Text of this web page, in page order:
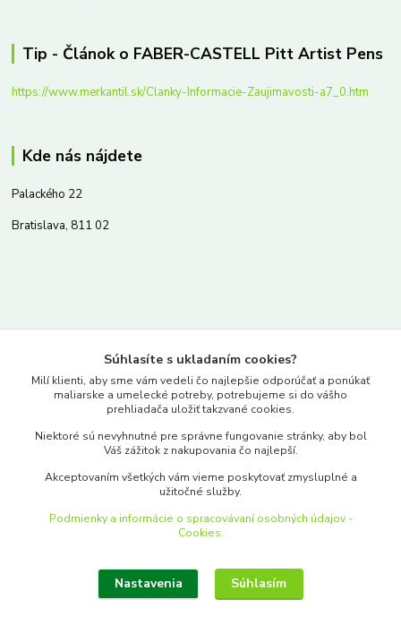
Tip - Článok o FABER-CASTELL Pitt Artist Pens
https://www.merkantil.sk/Clanky-Informacie-Zaujimavosti-a7_0.htm
Kde nás nájdete
Palackého 22
Bratislava, 811 02
www.merkantil.sk
Pondelok-Piatok: 9.00-17.00hod.
objednavky@merkantil-obchod.sk
Upraviť zber cookies.
Súhlasíte s ukladaním cookies?
Milí klienti, aby sme vám vedeli čo najlepšie odporúčať a ponúkať
maliarske a umelecké potreby, potrebujeme si do vášho
prehliadača uložiť takzvané cookies.
Niektoré sú nevyhnutné pre správne fungovanie stránky, aby bol
Váš zážitok z nakupovania čo najlepší.
Akceptovaním všetkých vám vieme poskytovať zmysluplné a
užitočné služby.
Podmienky a informácie o spracovávaní osobných údajov -
Cookies.
Nastavenia Súhlasím